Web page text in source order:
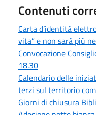
Contenuti
Carta d’identità
vita” e non sarà più
Convocazione
18.30
Calendario delle
terzi sul territorio
Giorni di chiusura